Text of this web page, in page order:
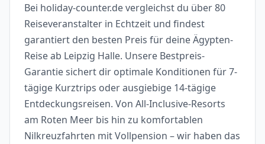
Bei holiday-counter.de vergleichst du über 80
Reiseveranstalter in Echtzeit und findest
garantiert den besten Preis für deine Ägypten-
Reise ab Leipzig Halle. Unsere Bestpreis-
Garantie sichert dir optimale Konditionen für 7-
tägige Kurztrips oder ausgiebige 14-tägige
Entdeckungsreisen. Von All-Inclusive-Resorts
am Roten Meer bis hin zu komfortablen
Nilkreuzfahrten mit Vollpension – wir haben das